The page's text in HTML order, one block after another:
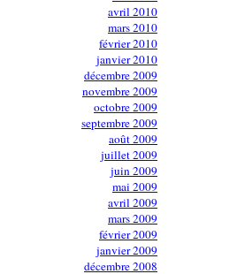
avril 2010
mars 2010
février 2010
janvier 2010
décembre 2009
novembre 2009
octobre 2009
septembre 2009
août 2009
juillet 2009
juin 2009
mai 2009
avril 2009
mars 2009
février 2009
janvier 2009
décembre 2008